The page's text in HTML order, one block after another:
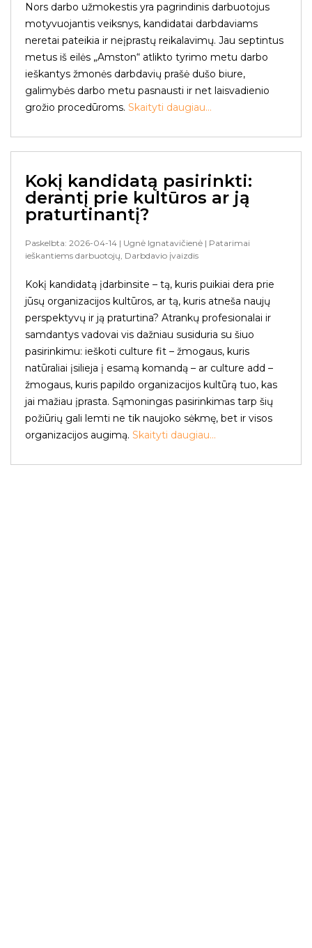
Nors darbo užmokestis yra pagrindinis darbuotojus
motyvuojantis veiksnys, kandidatai darbdaviams
neretai pateikia ir neįprastų reikalavimų. Jau septintus
metus iš eilės „Amston“ atlikto tyrimo metu darbo
ieškantys žmonės darbdavių prašė dušo biure,
galimybės darbo metu pasnausti ir net laisvadienio
grožio procedūroms. Skaityti daugiau...
Kokį kandidatą pasirinkti:
derantį prie kultūros ar ją
praturtinantį?
Paskelbta: 2026-04-14 | Ugnė Ignatavičienė | Patarimai
ieškantiems darbuotojų, Darbdavio įvaizdis
Kokį kandidatą įdarbinsite – tą, kuris puikiai dera prie
jūsų organizacijos kultūros, ar tą, kuris atneša naujų
perspektyvų ir ją praturtina? Atrankų profesionalai ir
samdantys vadovai vis dažniau susiduria su šiuo
pasirinkimu: ieškoti culture fit – žmogaus, kuris
natūraliai įsilieja į esamą komandą – ar culture add –
žmogaus, kuris papildo organizacijos kultūrą tuo, kas
jai mažiau įprasta. Sąmoningas pasirinkimas tarp šių
požiūrių gali lemti ne tik naujoko sėkmę, bet ir visos
organizacijos augimą. Skaityti daugiau...